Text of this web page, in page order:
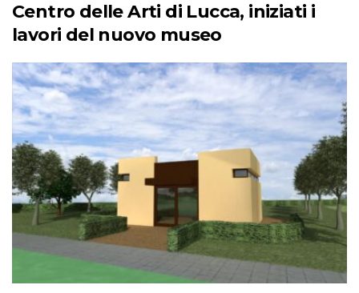
Centro delle Arti di Lucca, iniziati i
lavori del nuovo museo